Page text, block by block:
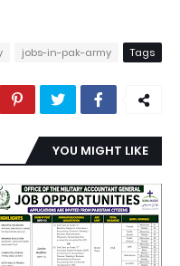
Tags
jobs-in-pak-army
YOU MIGHT LIKE